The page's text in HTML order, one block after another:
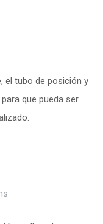
el tubo de posición y
que pueda ser